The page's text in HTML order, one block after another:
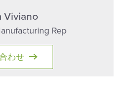
Viviano
Rep
わせ